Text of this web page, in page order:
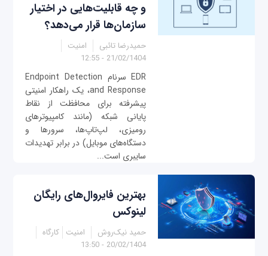
و چه قابلیت‌هایی در اختیار
سازمان‌ها قرار می‌دهد؟
حمیدرضا تائبی
امنیت
21/02/1404 - 12:55
EDR سرنام Endpoint Detection
and Response، یک راهکار امنیتی
پیشرفته برای محافظت از نقاط
پایانی شبکه (مانند کامپیوترهای
رومیزی، لپ‌تاپ‌ها، سرورها و
دستگاه‌های موبایل) در برابر تهدیدات
سایبری است...
بهترین فایروال‌های رایگان
لینوکس
حمید نیک‌روش امنیت کارگاه
20/02/1404 - 13:50